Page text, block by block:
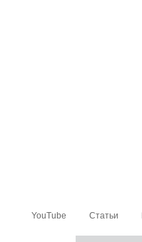
YouTube Статьи